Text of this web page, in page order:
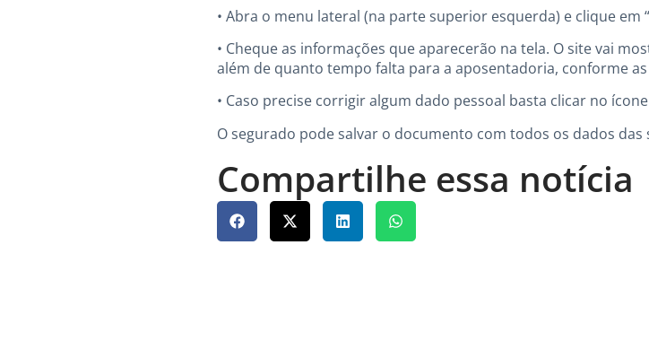
• Abra o menu lateral (na parte superior esquerda) e clique em
• Cheque as informações que aparecerão na tela. O site vai
além de quanto tempo falta para a aposentadoria, conforme
• Caso precise corrigir algum dado pessoal basta clicar no
O segurado pode salvar o documento com todos os dados das
Compartilhe essa notícia